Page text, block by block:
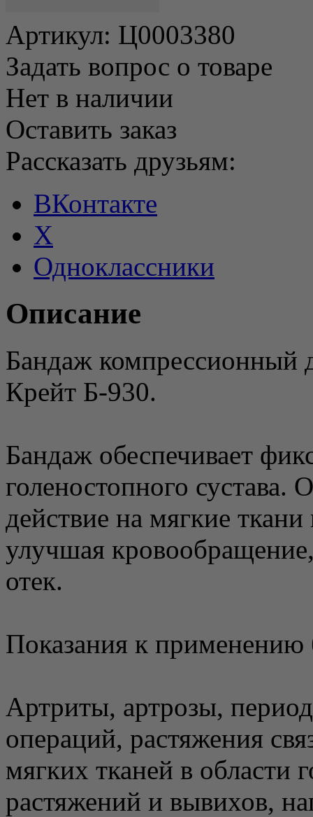
Артикул: Ц0003380
Задать вопрос о товаре
Нет в наличии
Оставить заказ
Рассказать друзьям:
ВКонтакте
X
Одноклассники
Описание
Бандаж компрессионный
Крейт Б-930.
Бандаж обеспечивает
голеностопного
действие на мягкие
улучшая
отек.
Показания к применению
Артриты, артрозы,
операций, растяжения
мягких тканей в области
растяжений и вывихов,